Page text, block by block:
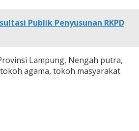
Publik Penyusunan RKPD
Lampung, Nengah putra,
agama, tokoh masyarakat